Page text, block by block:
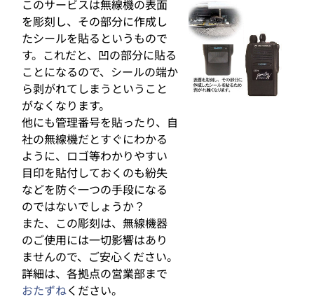
このサービスは無線機の表面
を彫刻し、その部分に作成し
たシールを貼るというもので
す。これだと、凹の部分に貼る
ことになるので、シールの端か
ら剥がれてしまうということ
がなくなります。
他にも管理番号を貼ったり、自
社の無線機だとすぐにわかる
ように、ロゴ等わかりやすい
目印を貼付しておくのも紛失
などを防ぐ一つの手段になる
のではないでしょうか？
また、この彫刻は、無線機器
のご使用には一切影響はあり
ませんので、ご安心ください。
詳細は、各拠点の営業部まで
おたずねください。